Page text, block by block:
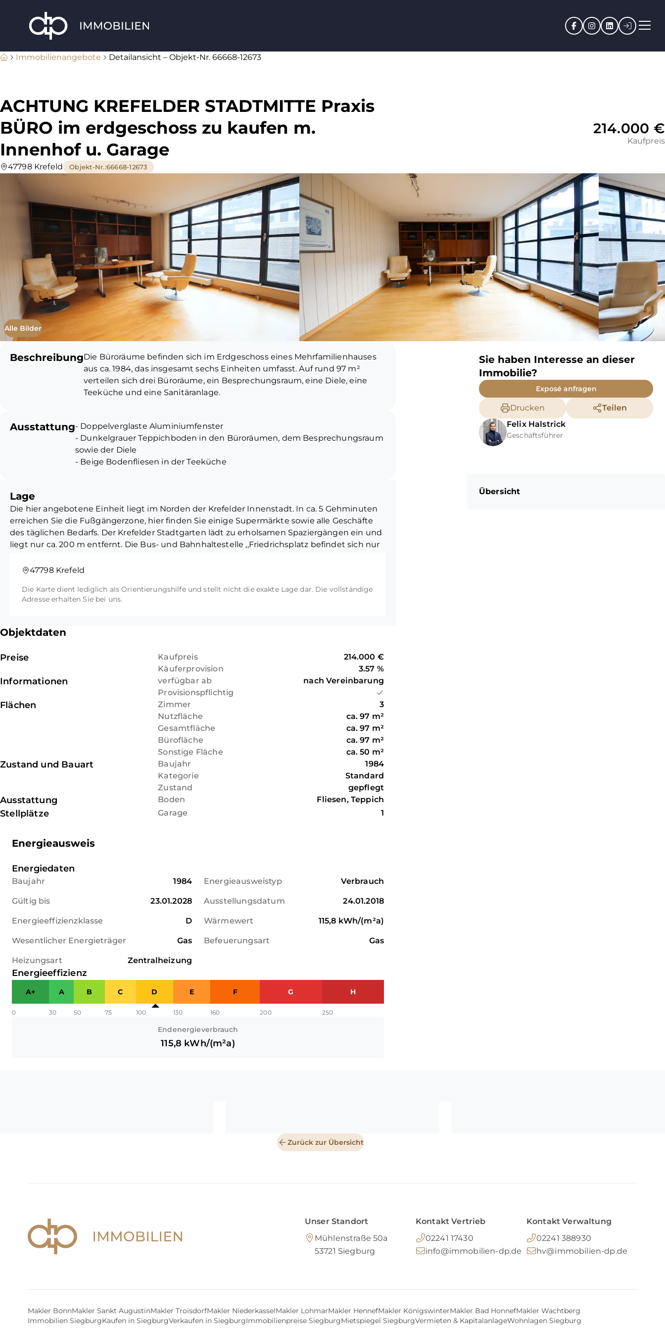
Facebook
Instagram
LinkedIn
Immobilienangebote Detailansicht – Objekt-Nr. 66668-12673
ACHTUNG KREFELDER STADTMITTE Praxis
BÜRO im erdgeschoss zu kaufen m.
Innenhof u. Garage
47798 Krefeld Objekt-Nr.:66668-12673
214.000 €
Kaufpreis
Alle Bilder
BeschreibungDie Büroräume befinden sich im Erdgeschoss eines Mehrfamilienhauses
aus ca. 1984, das insgesamt sechs Einheiten umfasst. Auf rund 97 m²
verteilen sich drei Büroräume, ein Besprechungsraum, eine Diele, eine
Teeküche und eine Sanitäranlage.
empfangen, die Ihnen Zugang zur Teeküche, zur Sanitäranlage, zu einem
der Büroräume sowie zum Besprechungsraum bietet. Vom
Besprechungszimmer aus gelangen Sie in die beiden weiteren
Büroräumen. Große Fensterflächen sorgen für viel Tageslicht und schaffen
Abgerundet wird dieses Angebot mit einer Garage in unmittelbarer Nähe
des Objektes und einer großen Terrasse.
Ausstattung- Doppelverglaste Aluminiumfenster
- Dunkelgrauer Teppichboden in den Büroräumen, dem Besprechungsraum
sowie der Diele
- Beige Bodenfliesen in der Teeküche
Lage
Die hier angebotene Einheit liegt im Norden der Krefelder Innenstadt. In ca. 5 Gehminuten
erreichen Sie die Fußgängerzone, hier finden Sie einige Supermärkte sowie alle Geschäfte
des täglichen Bedarfs. Der Krefelder Stadtgarten lädt zu erholsamen Spaziergängen ein und
liegt nur ca. 200 m entfernt. Die Bus- und Bahnhaltestelle ,,Friedrichsplatz befindet sich nur
wichtigsten Stationen der Krefelder Innenstadt. Über den Frankenring (ca. 350 m entfernt)
den benachbarten Städten Düsseldorf, Meerbusch sowie in die Niederlande leitet.
47798 Krefeld
Die Karte dient lediglich als Orientierungshilfe und stellt nicht die exakte Lage dar. Die vollständige
Adresse erhalten Sie bei uns.
Objektdaten
Preise Kaufpreis
214.000 €
Käuferprovision
3.57 %
Informationen verfügbar ab
nach Vereinbarung
Provisionspflichtig
Flächen Zimmer
3
Nutzfläche
ca. 97 m²
Gesamtfläche
ca. 97 m²
Bürofläche
ca. 97 m²
Sonstige Fläche
ca. 50 m²
Zustand und Bauart Baujahr
1984
Kategorie
Standard
Zustand
gepflegt
Ausstattung Boden Fliesen, Teppich
Stellplätze Garage 1
Energieausweis
Energiedaten
Baujahr 1984 Energieausweistyp Verbrauch
Gültig bis 23.01.2028 Ausstellungsdatum 24.01.2018
Energieeffizienzklasse D Wärmewert 115,8 kWh/(m²a)
Wesentlicher Energieträger Gas Befeuerungsart Gas
Heizungsart Zentralheizung
Energieeffizienz
A+ A B C D E F G H
0 30 50 75 100 130 160 200 250
Endenergieverbrauch
115,8 kWh/(m²a)
Sie haben Interesse an dieser
Immobilie?
Exposé anfragen
Drucken
Teilen
Felix Halstrick
Geschäftsführer
Übersicht
Zurück zur Übersicht
Unser Standort
Mühlenstraße 50a
53721 Siegburg
Kontakt Vertrieb
02241 17430
info@immobilien-dp.de
Kontakt Verwaltung
02241 388930
hv@immobilien-dp.de
Makler BonnMakler Sankt AugustinMakler TroisdorfMakler NiederkasselMakler LohmarMakler HennefMakler KönigswinterMakler Bad HonnefMakler Wachtberg
Immobilien SiegburgKaufen in SiegburgVerkaufen in SiegburgImmobilienpreise SiegburgMietspiegel SiegburgVermieten & KapitalanlageWohnlagen Siegburg